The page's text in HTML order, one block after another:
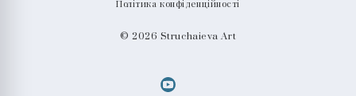
Політика конфіденційності
© 2026 Struchaieva Art